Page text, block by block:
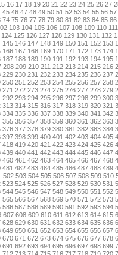
16 17 18 19 20 21 22 23 24 25 26 27
45 46 47 48 49 50 51 52 53 54 55 56 57
74 75 76 77 78 79 80 81 82 83 84 85 86
103 104 105 106 107 108 109 110 111
124 125 126 127 128 129 130 131 132
145 146 147 148 149 150 151 152 153
166 167 168 169 170 171 172 173 174
187 188 189 190 191 192 193 194 195
208 209 210 211 212 213 214 215 216
229 230 231 232 233 234 235 236 237
250 251 252 253 254 255 256 257 258
271 272 273 274 275 276 277 278 279
292 293 294 295 296 297 298 299 300
313 314 315 316 317 318 319 320 321
334 335 336 337 338 339 340 341 342
355 356 357 358 359 360 361 362 363
376 377 378 379 380 381 382 383 384
397 398 399 400 401 402 403 404 405
418 419 420 421 422 423 424 425 426
439 440 441 442 443 444 445 446 447
460 461 462 463 464 465 466 467 468
481 482 483 484 485 486 487 488 489
502 503 504 505 506 507 508 509 510
523 524 525 526 527 528 529 530 531
544 545 546 547 548 549 550 551 552
565 566 567 568 569 570 571 572 573
586 587 588 589 590 591 592 593 594
607 608 609 610 611 612 613 614 615
628 629 630 631 632 633 634 635 636
649 650 651 652 653 654 655 656 657
670 671 672 673 674 675 676 677 678
691 692 693 694 695 696 697 698 699